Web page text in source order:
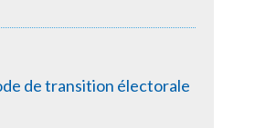
de transition électorale